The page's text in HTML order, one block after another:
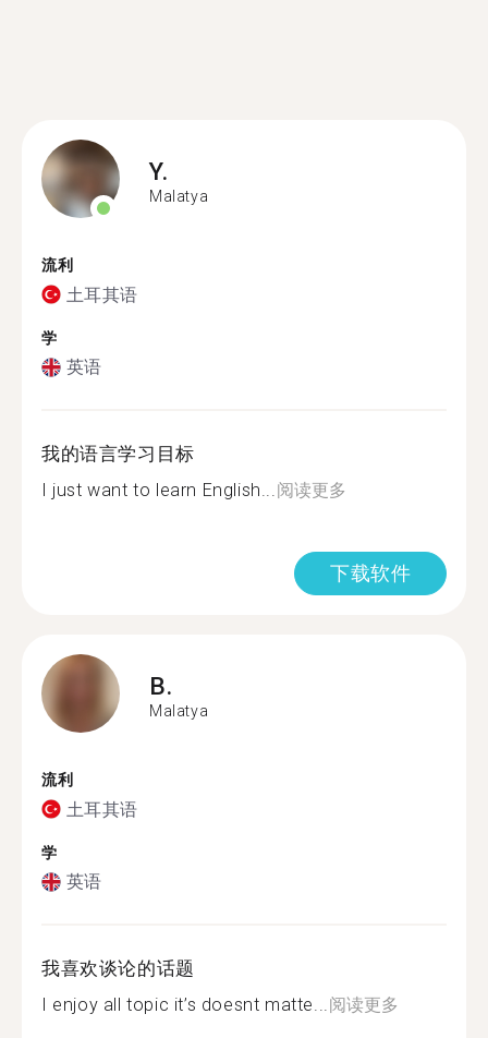
Y.
Malatya
流利
土耳其语
学
英语
我的语言学习目标
I just want to learn English...阅读更多
下载软件
B.
Malatya
流利
土耳其语
学
英语
我喜欢谈论的话题
I enjoy all topic it’s doesnt matte...阅读更多